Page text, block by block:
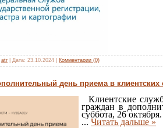
atr Дата: 23.10.2024 Комментарии (0)
день приема в
Клиентские
граждан в
суббота, 26 октября.
... Читать дальше »